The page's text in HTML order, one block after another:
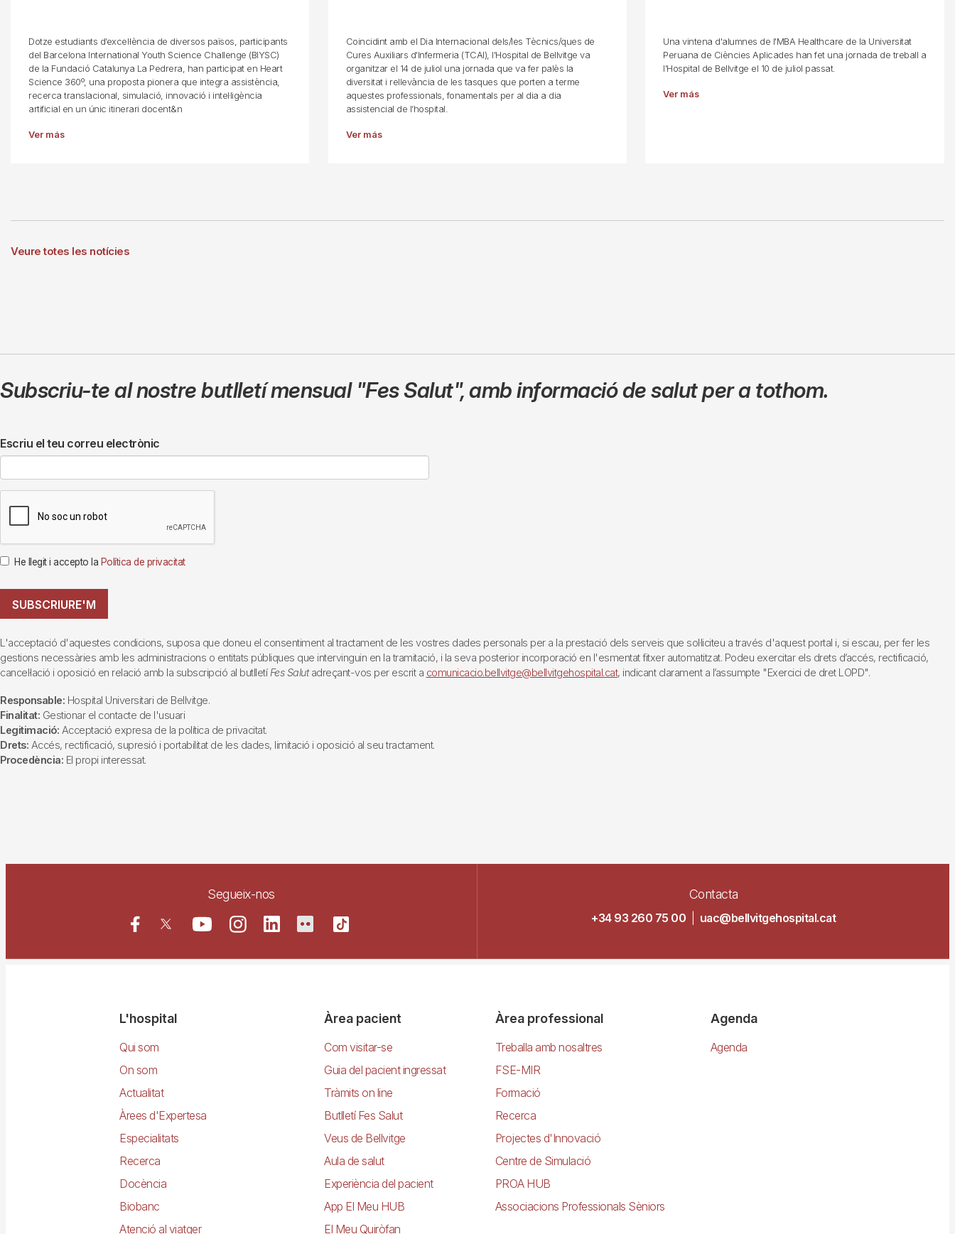
Dotze estudiants d’excel·lència de diversos països, participants
del Barcelona International Youth Science Challenge (BIYSC)
de la Fundació Catalunya La Pedrera, han participat en Heart
Science 360º, una proposta pionera que integra assistència,
recerca translacional, simulació, innovació i intel·ligència
artificial en un únic itinerari docent&n
Ver más
Coincidint amb el Dia Internacional dels/les Tècnics/ques de
Cures Auxiliars d'Infermeria (TCAI), l'Hospital de Bellvitge va
organitzar el 14 de juliol una jornada que va fer palès la
diversitat i rellevància de les tasques que porten a terme
aquestes professionals, fonamentals per al dia a dia
assistencial de l’hospital.
Ver más
Una vintena d'alumnes de l'MBA Healthcare de la Universitat
Peruana de Ciències Aplicades han fet una jornada de treball a
l'Hospital de Bellvitge el 10 de juliol passat.
Ver más
Veure totes les notícies
Subscriu-te al nostre butlletí mensual "Fes Salut",amb informació de salut per a tothom.
Escriu el teu correu electrònic
He llegit i accepto la Política de privacitat
SUBSCRIURE'M
L'acceptació d'aquestes condicions, suposa que doneu el consentiment al tractament de les vostres dades personals per a la prestació dels serveis que sol·liciteu a través d'aquest portal i, si escau, per fer les
gestions necessàries amb les administracions o entitats públiques que intervinguin en la tramitació, i la seva posterior incorporació en l'esmentat fitxer automatitzat. Podeu exercitar els drets d’accés, rectificació,
cancel·lació i oposició en relació amb la subscripció al butlletí Fes Salutadreçant-vos per escrit a comunicacio.bellvitge@bellvitgehospital.cat, indicant clarament a l’assumpte "Exercici de dret LOPD".
Responsable: Hospital Universitari de Bellvitge.
Finalitat: Gestionar el contacte de l'usuari
Legitimació: Acceptació expresa de la política de privacitat.
Drets: Accés, rectificació, supresió i portabilitat de les dades, limitació i oposició al seu tractament.
Procedència: El propi interessat.
Segueix-nos Contacta
+34 93 260 75 00 uac@bellvitgehospital.cat
NavegacióL'hospital
Qui som
On som
Actualitat
Àrees d'Expertesa
Especialitats
Recerca
Docència
Biobanc
Atenció al viatger
Àrea pacient
Com visitar-se
Guia del pacient ingressat
Tràmits on line
Butlletí Fes Salut
Veus de Bellvitge
Aula de salut
Experiència del pacient
App El Meu HUB
El Meu Quiròfan
Àrea professional
Treballa amb nosaltres
FSE-MIR
Formació
Recerca
Projectes d'Innovació
Centre de Simulació
PROA HUB
Associacions Professionals Sèniors
Agenda
Agenda